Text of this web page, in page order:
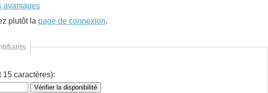
avantages
plutôt la page de connexion.
15 caractères):